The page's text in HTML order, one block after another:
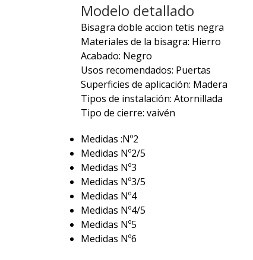
Modelo detallado
Bisagra doble accion tetis negra
Materiales de la bisagra: Hierro
Acabado: Negro
Usos recomendados: Puertas
Superficies de aplicación: Madera
Tipos de instalación: Atornillada
Tipo de cierre: vaivén
Medidas :Nº2
Medidas Nº2/5
Medidas Nº3
Medidas Nº3/5
Medidas Nº4
Medidas Nº4/5
Medidas Nº5
Medidas Nº6